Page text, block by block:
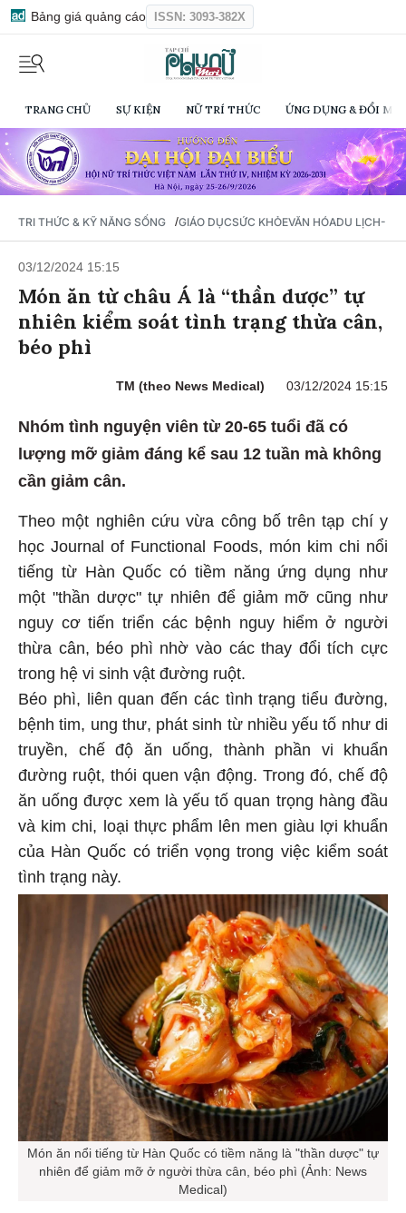
Bảng giá quảng cáo ISSN: 3093-382X
TRANG CHỦ SỰ KIỆN NỮ TRÍ THỨC ỨNG DỤNG & ĐỔI
TRI THỨC & KỸ NĂNG SỐNG /GIÁO DỤCSỨC KHỎEVĂN HÓADU LỊCH-
03/12/2024 15:15
Món ăn từ châu Á là “thần dược” tự
nhiên kiểm soát tình trạng thừa cân,
béo phì
TM (theo News Medical) 03/12/2024 15:15
Nhóm tình nguyện viên từ 20-65 tuổi đã có
lượng mỡ giảm đáng kể sau 12 tuần mà không
cần giảm cân.
Theo một nghiên cứu vừa công bố trên tạp chí y
học Journal of Functional Foods, món kim chi nổi
tiếng từ Hàn Quốc có tiềm năng ứng dụng như
một "thần dược" tự nhiên để giảm mỡ cũng như
nguy cơ tiến triển các bệnh nguy hiểm ở người
thừa cân, béo phì nhờ vào các thay đổi tích cực
trong hệ vi sinh vật đường ruột.
Béo phì, liên quan đến các tình trạng tiểu đường,
bệnh tim, ung thư, phát sinh từ nhiều yếu tố như di
truyền, chế độ ăn uống, thành phần vi khuẩn
đường ruột, thói quen vận động. Trong đó, chế độ
ăn uống được xem là yếu tố quan trọng hàng đầu
và kim chi, loại thực phẩm lên men giàu lợi khuẩn
của Hàn Quốc có triển vọng trong việc kiểm soát
tình trạng này.
Món ăn nổi tiếng từ Hàn Quốc có tiềm năng là "thần dược" tự
nhiên để giảm mỡ ở người thừa cân, béo phì (Ảnh: News
Medical)